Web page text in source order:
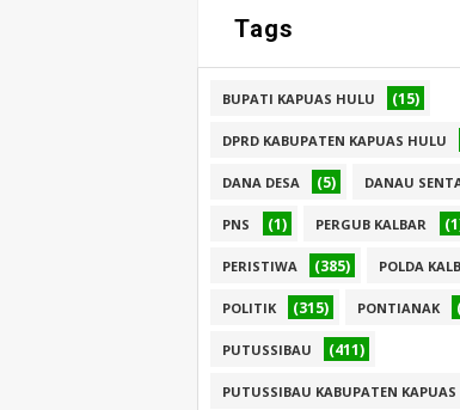
Tags
BUPATI KAPUAS HULU (15)
DPRD KABUPATEN KAPUAS HULU
DANA DESA (5) DANAU
PNS (1) PERGUB KALBAR
PERISTIWA (385) POLDA
POLITIK (315) PONTIANAK
PUTUSSIBAU (411)
PUTUSSIBAU KABUPATEN